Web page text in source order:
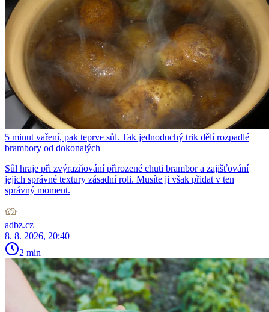
5 minut vaření, pak teprve sůl. Tak jednoduchý trik dělí rozpadlé
brambory od dokonalých
Sůl hraje při zvýrazňování přirozené chuti brambor a zajišťování
jejich správné textury zásadní roli. Musíte ji však přidat v ten
správný moment.
adbz.cz
8. 8. 2026, 20:40
2 min